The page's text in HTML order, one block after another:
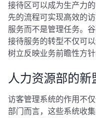
接待区可以成为生产力
先的流程可实现高效的
服务而不是管理任务。
接待服务的转型不仅可
树立反映业务前瞻性方
人力资源部的
访客管理系统的作用不
部门而言，这些系统收